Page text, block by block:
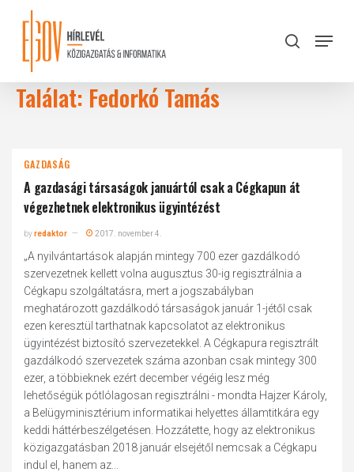
content
search
Menu
Találat: Fedorkó Tamás
GAZDASÁG
A gazdasági társaságok januártól csak a Cégkapun át
végezhetnek elektronikus ügyintézést
byredaktor 2017. november 4.
„A nyilvántartások alapján mintegy 700 ezer gazdálkodó
szervezetnek kellett volna augusztus 30-ig regisztrálnia a
Cégkapu szolgáltatásra, mert a jogszabályban
meghatározott gazdálkodó társaságok január 1-jétől csak
ezen keresztül tarthatnak kapcsolatot az elektronikus
ügyintézést biztosító szervezetekkel. A Cégkapura regisztrált
gazdálkodó szervezetek száma azonban csak mintegy 300
ezer, a többieknek ezért december végéig lesz még
lehetőségük pótlólagosan regisztrálni - mondta Hajzer Károly,
a Belügyminisztérium informatikai helyettes államtitkára egy
keddi háttérbeszélgetésen. Hozzátette, hogy az elektronikus
közigazgatásban 2018 január elsejétől nemcsak a Cégkapu
indul el, hanem az...
Close